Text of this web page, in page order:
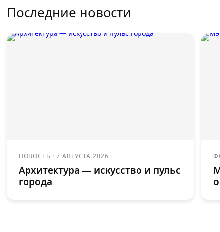
Последние новости
НОВОСТЬ ·7 АВГУСТА 2026
Архитектура — искусство и пульс
города